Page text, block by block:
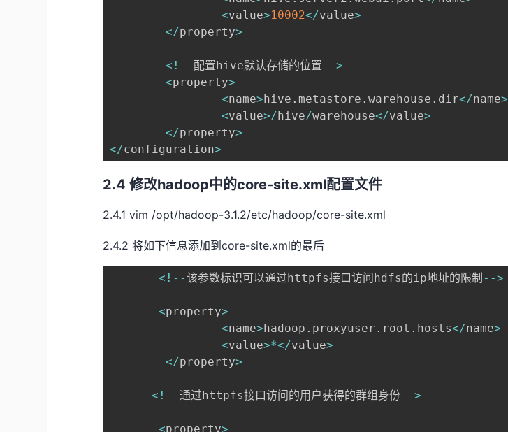
<value>10002</value>
</property>
< ! -- 配置hive默认存储的位置-->
<property>
<name>hive . metastore .warehouse . dir</name>
<value>/hive/warehouse</value>
</property>
</configuration>
2.4 修改hadoop中的core-site.xml配置文件
2.4.1 vim /opt/hadoop-3.1.2/etc/hadoop/core-site.xml
2.4.2 将如下信息添加到core-site.xml的最后
< ! --该参数标识可以通过httpfs接口访问hdfs的ip地址的限制 -->
<property>
<name>hadoop . proxyuser . root . hosts</name>
<value>*</value>
</property>
< ! --通过httpfs接口访问的用户获得的群组身份-->
<property>